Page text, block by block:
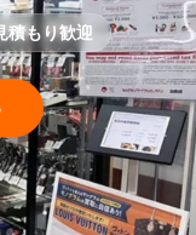
積もり歓迎